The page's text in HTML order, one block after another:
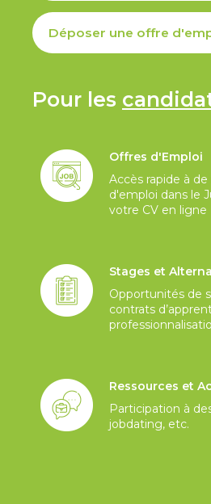
Déposer une offre
Pour les
Offres d'Emploi
Accès rapide à
d'emploi dans le
votre CV en ligne
Stages et
Opportunités de
contrats
Ressources et
Participation à
jobdating, etc.